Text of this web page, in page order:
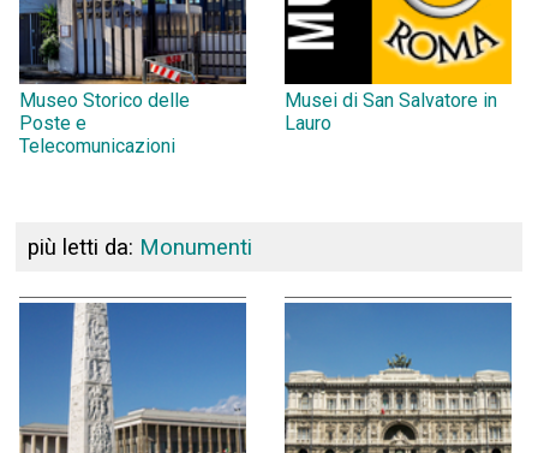
Museo Storico delle
Poste e
Telecomunicazioni
Musei di San Salvatore in
Lauro
più letti da: Monumenti